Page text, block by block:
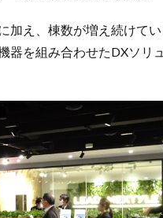
加え、棟数が増え続けて
を組み合わせたDXソリ